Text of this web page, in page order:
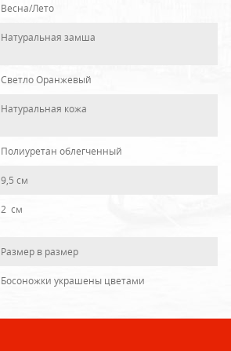
Весна/Лето
Натуральная замша
Светло Оранжевый
Натуральная кожа
Полиуретан облегченный
9,5 см
2 см
Размер в размер
Босоножки украшены цветами